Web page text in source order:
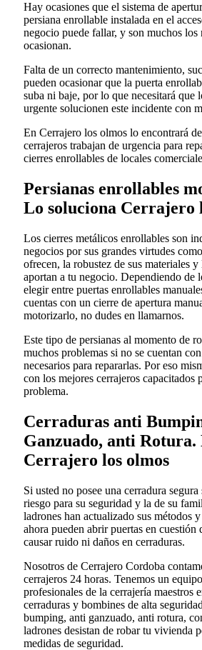
Hay ocasiones que el sistema de
persiana enrollable instalada en el
negocio puede fallar, y son muchos
ocasionan.
Falta de un correcto mantenimiento,
pueden ocasionar que la puerta
suba ni baje, por lo que necesitará que
urgente solucionen este incidente con
En Cerrajero los olmos lo encontrará
cerrajeros trabajan de urgencia para
cierres enrollables de locales
Persianas enrollables
Lo soluciona Cerrajero
Los cierres metálicos enrollables son
negocios por sus grandes virtudes
ofrecen, la robustez de sus materiales y
aportan a tu negocio. Dependiendo de
elegir entre puertas enrollables
cuentas con un cierre de apertura
motorizarlo, no dudes en llamarnos.
Este tipo de persianas al momento de
muchos problemas si no se cuentan
necesarios para repararlas. Por eso
con los mejores cerrajeros capacitados
problema.
Cerraduras anti
Ganzuado, anti Rotura.
Cerrajero los olmos
Si usted no posee una cerradura
riesgo para su seguridad y la de su
ladrones han actualizado sus métodos
ahora pueden abrir puertas en cuestión
causar ruido ni daños en cerraduras.
Nosotros de Cerrajero Cordoba
cerrajeros 24 horas. Tenemos un
profesionales de la cerrajería maestros
cerraduras y bombines de alta
bumping, anti ganzuado, anti rotura,
ladrones desistan de robar tu vivienda
medidas de seguridad.